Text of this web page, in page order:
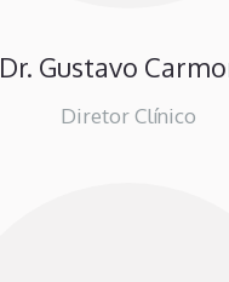
Dr. Gustavo
Diretor Clínico